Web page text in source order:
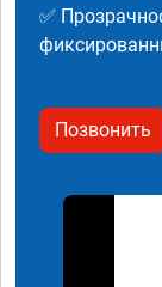
✅
Позвонить